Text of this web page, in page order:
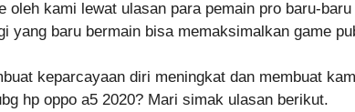
oleh kami lewat ulasan para pemain pro baru-
yang baru bermain bisa memaksimalkan game
keparcayaan diri meningkat dan membuat
hp oppo a5 2020? Mari simak ulasan berikut.